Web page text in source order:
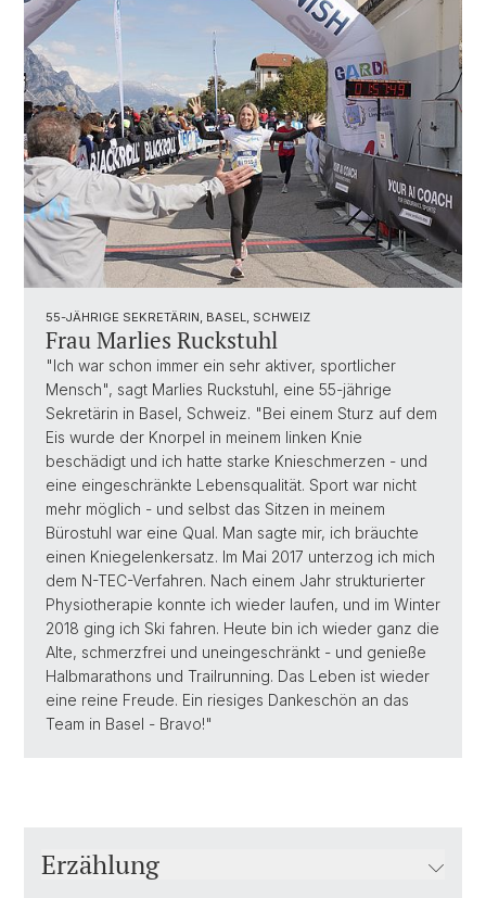
55-JÄHRIGE SEKRETÄRIN, BASEL, SCHWEIZ
Frau Marlies Ruckstuhl
"Ich war schon immer ein sehr aktiver, sportlicher
Mensch", sagt Marlies Ruckstuhl, eine 55-jährige
Sekretärin in Basel, Schweiz. "Bei einem Sturz auf dem
Eis wurde der Knorpel in meinem linken Knie
beschädigt und ich hatte starke Knieschmerzen - und
eine eingeschränkte Lebensqualität. Sport war nicht
mehr möglich - und selbst das Sitzen in meinem
Bürostuhl war eine Qual. Man sagte mir, ich bräuchte
einen Kniegelenkersatz. Im Mai 2017 unterzog ich mich
dem N-TEC-Verfahren. Nach einem Jahr strukturierter
Physiotherapie konnte ich wieder laufen, und im Winter
2018 ging ich Ski fahren. Heute bin ich wieder ganz die
Alte, schmerzfrei und uneingeschränkt - und genieße
Halbmarathons und Trailrunning. Das Leben ist wieder
eine reine Freude. Ein riesiges Dankeschön an das
Team in Basel - Bravo!"
Erzählung